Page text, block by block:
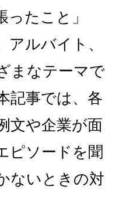
ったこと」
アルバイト、
まなテーマで
記事では、各
文や企業が面
ピソードを聞
ないときの対